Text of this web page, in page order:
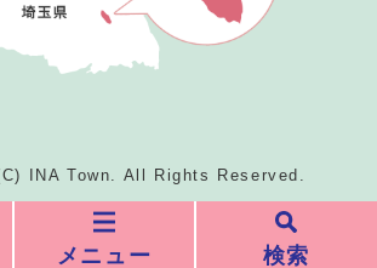
メニュー 検索
INA Town. All Rights Reserved.